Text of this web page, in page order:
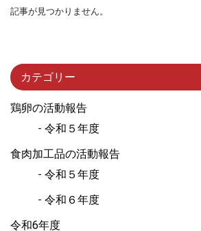
記事が見つかりません。
カテゴリー
鶏卵の活動報告
令和５年度
食肉加工品の活動報告
令和５年度
令和６年度
令和6年度